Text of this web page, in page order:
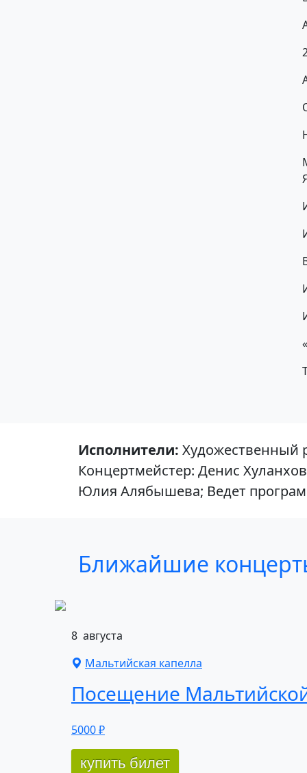
Исполнители: Художественный
Концертмейстер: Денис
Юлия Алябышева; Ведет
Ближайшие
8 августа
Мальтийская капелла
Посещение
5000 ₽
купить билет